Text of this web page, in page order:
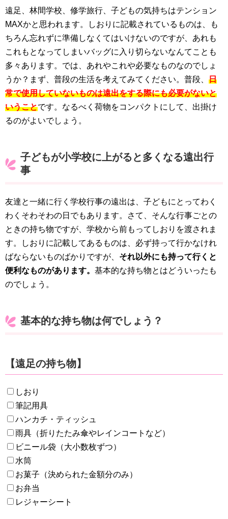
遠足、林間学校、修学旅行、子どもの気持ちはテンション
MAXかと思われます。しおりに記載されているものは、も
ちろん忘れずに準備しなくてはいけないのですが、あれも
これもとなってしまいバッグに入り切らないなんてことも
多々あります。では、あれやこれや必要なものなのでしょ
うか？まず、普段の生活を考えてみてください。普段、 日
常で使用していないものは遠出をする際にも必要がないと
いうことです。なるべく荷物をコンパクトにして、出掛け
るのがよいでしょう。
子どもが小学校に上がると多くなる遠出行
事
友達と一緒に行く学校行事の遠出は、子どもにとってわく
わくそわそわの日でもあります。さて、そんな行事ごとの
ときの持ち物ですが、学校から前もってしおりを渡されま
す。しおりに記載してあるものは、必ず持って行かなけれ
ばならないものばかりですが、 それ以外にも持って行くと
便利なものがあります。 基本的な持ち物とはどういったも
のでしょう。
基本的な持ち物は何でしょう？
【遠足の持ち物】
しおり
筆記用具
ハンカチ・ティッシュ
雨具（折りたたみ傘やレインコートなど）
ビニール袋（大小数枚ずつ）
水筒
お菓子（決められた金額分のみ）
お弁当
レジャーシート